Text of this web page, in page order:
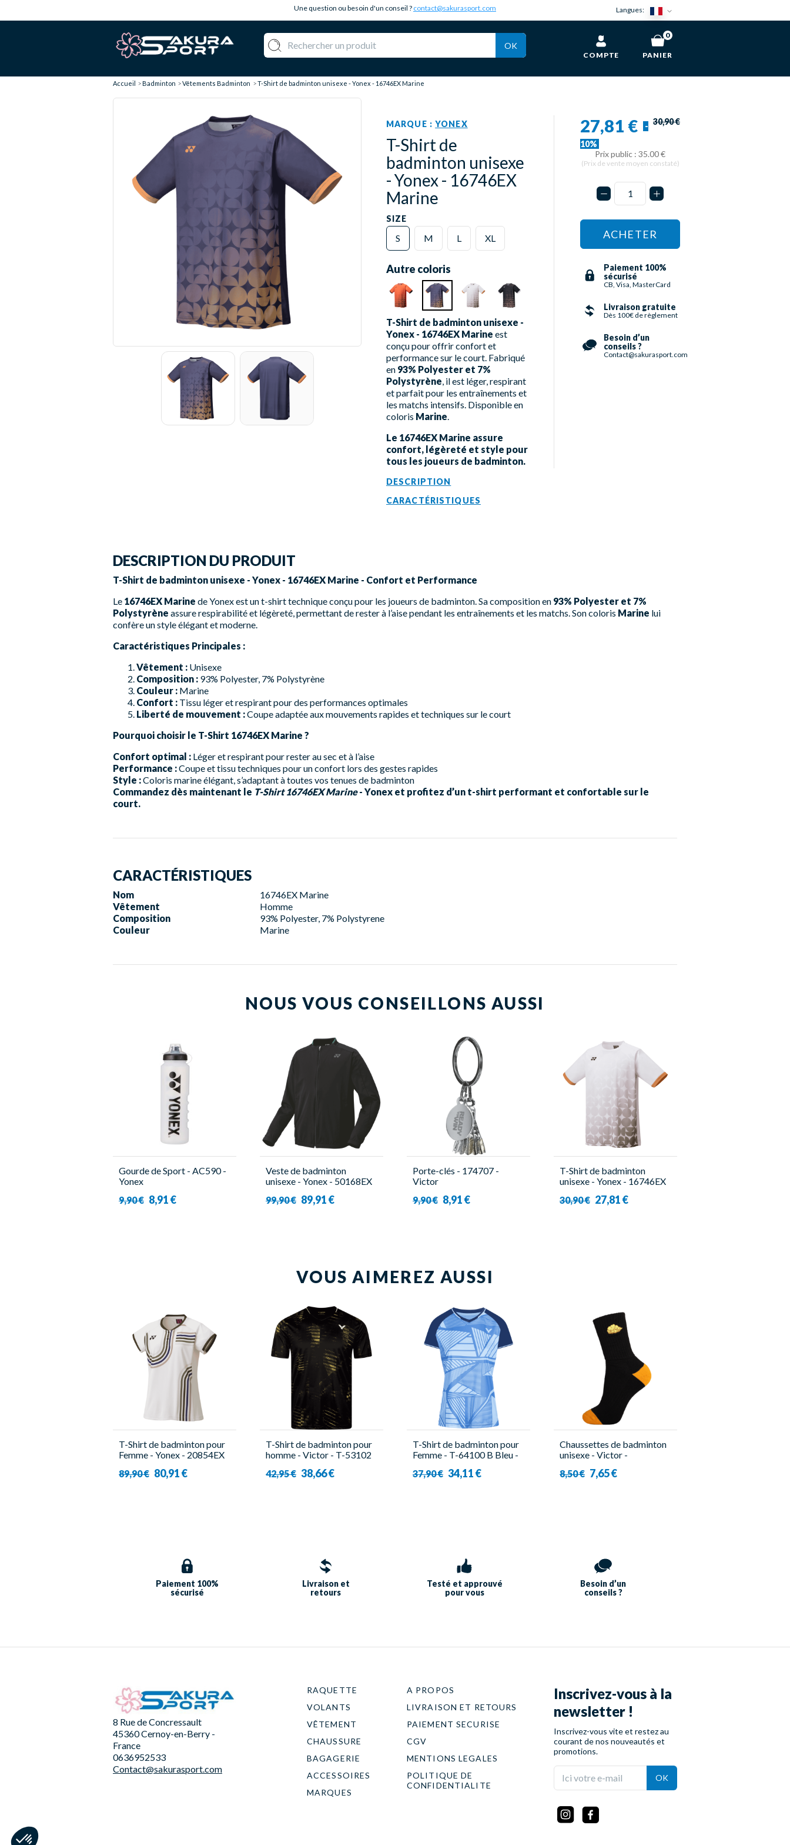
Une question ou besoin d'un conseil ? contact@sakurasport.com Langues:
OK
COMPTE PANIER
0
Accueil Badminton Vêtements Badminton T-Shirt de badminton unisexe - Yonex - 16746EX Marine
MARQUE :YONEX
T-Shirt de
badminton unisexe
- Yonex - 16746EX
Marine
SIZE
S M L XL
Autre coloris
T-Shirt de badminton unisexe -
Yonex - 16746EX Marine est
conçu pour offrir confort et
performance sur le court. Fabriqué
en 93% Polyester et 7%
Polystyrène , il est léger, respirant
et parfait pour les entraînements et
les matchs intensifs. Disponible en
coloris Marine
Le 16746EX Marine assure
confort, légèreté et style pour
tous les joueurs de badminton.
DESCRIPTION
CARACTÉRISTIQUES
27,81 €
-
10%
30,90 €
Prix public : 35.00 €
(Prix de vente moyen constaté)
ACHETER
Paiement 100%
sécurisé
CB, Visa, MasterCard
Livraison gratuite
Dès 100€ de règlement
Besoin d’un
conseils ?
Contact@sakurasport.com
DESCRIPTION DU PRODUIT
T-Shirt de badminton unisexe - Yonex - 16746EX Marine - Confort et Performance
Le 16746EX Marine de Yonex est un t-shirt technique conçu pour les joueurs de badminton. Sa composition en 93% Polyester et 7%
Polystyrène assure respirabilité et légèreté, permettant de rester à l’aise pendant les entraînements et les matchs. Son coloris Marine lui
confère un style élégant et moderne.
Caractéristiques Principales :
Vêtement : Unisexe
Composition : 93% Polyester, 7% Polystyrène
Couleur : Marine
Confort : Tissu léger et respirant pour des performances optimales
Liberté de mouvement :Coupe adaptée aux mouvements rapides et techniques sur le court
Pourquoi choisir le T-Shirt 16746EX Marine ?
Confort optimal : Léger et respirant pour rester au sec et à l’aise
Performance :Coupe et tissu techniques pour un confort lors des gestes rapides
Style :Coloris marine élégant, s’adaptant à toutes vos tenues de badminton
Commandez dès maintenant le T-Shirt 16746EX Marine- Yonex et profitez d’un t-shirt performant et confortable sur le
court.
CARACTÉRISTIQUES
Nom
16746EX Marine
Vêtement
Homme
Composition
93% Polyester, 7% Polystyrene
Couleur
Marine
NOUS VOUS CONSEILLONS AUSSI
Gourde de Sport - AC590 -
Yonex
9,90 € 8,91 €
Veste de badminton
unisexe - Yonex - 50168EX
99,90 € 89,91 €
Porte-clés - 174707 -
Victor
9,90 € 8,91 €
T-Shirt de badminton
unisexe - Yonex - 16746EX
30,90 € 27,81 €
VOUS AIMEREZ AUSSI
T-Shirt de badminton pour
Femme - Yonex - 20854EX
89,90 € 80,91 €
T-Shirt de badminton pour
homme - Victor - T-53102
42,95 € 38,66 €
T-Shirt de badminton pour
Femme - T-64100 B Bleu -
37,90 € 34,11 €
Chaussettes de badminton
unisexe - Victor -
8,50 € 7,65 €
Paiement 100%
sécurisé
Livraison et
retours
Testé et approuvé
pour vous
Besoin d’un
conseils ?
8 Rue de Concressault
45360 Cernoy-en-Berry -
France
0636952533
Contact@sakurasport.com
RAQUETTE
VOLANTS
VÊTEMENT
CHAUSSURE
BAGAGERIE
ACCESSOIRES
MARQUES
A PROPOS
LIVRAISON ET RETOURS
PAIEMENT SECURISE
CGV
MENTIONS LEGALES
POLITIQUE DE
CONFIDENTIALITE
Inscrivez-vous à la
newsletter !
Inscrivez-vous vite et restez au
courant de nos nouveautés et
promotions.